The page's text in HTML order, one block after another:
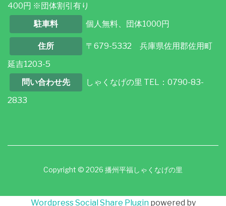
400円 ※団体割引有り
駐車料
個人無料、団体1000円
住所
〒679-5332 兵庫県佐用郡佐用町
延吉1203-5
問い合わせ先
しゃくなげの里 TEL：0790-83-
2833
Copyright © 2026 播州平福しゃくなげの里
Wordpress Social Share Plugin powered by